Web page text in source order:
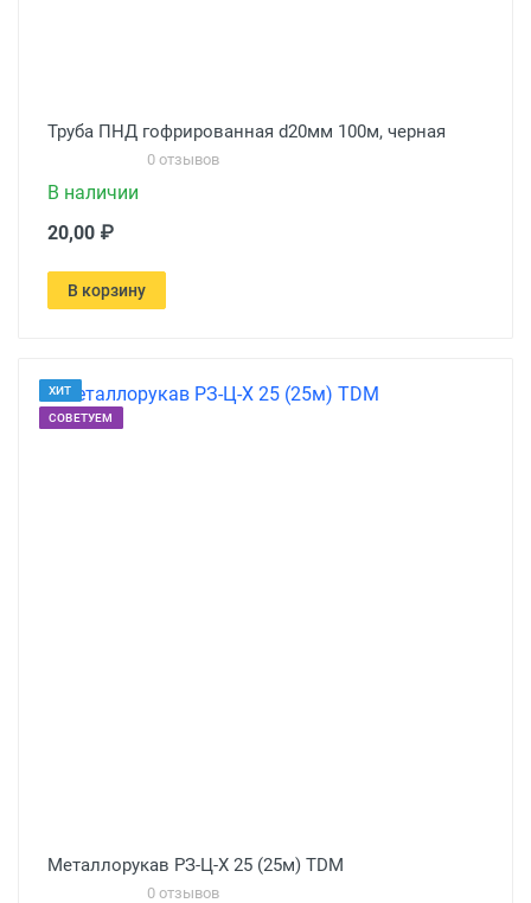
Труба ПНД гофрированная d20мм 100м, черная
0 отзывов
В наличии
20,00 ₽
В корзину
ХИТ
СОВЕТУЕМ
Металлорукав РЗ-Ц-Х 25 (25м) TDM
0 отзывов